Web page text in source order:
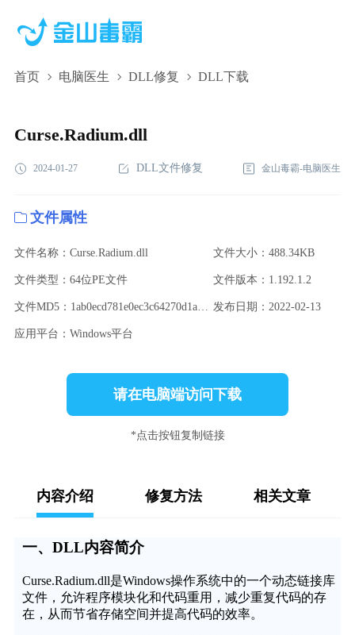
首页 电脑医生 DLL修复 DLL下载
Curse.Radium.dll,Curse.Radium.dll下载,Curse.Radium.dll修复
Curse.Radium.dll
2024-01-27 DLL文件修复 金山毒霸-电脑医生
文件属性
文件名称：Curse.Radium.dll 文件大小：488.34KB
文件类型：64位PE文件 文件版本：1.192.1.2
文件MD5：1ab0ecd781e0ec3c64270d1a0ffa78a8 发布日期：2022-02-13
应用平台：Windows平台
请在电脑端访问下载
*点击按钮复制链接
内容介绍 修复方法 相关文章
一、DLL内容简介
Curse.Radium.dll是Windows操作系统中的一个动态链接库
文件，允许程序模块化和代码重用，减少重复代码的存
在，从而节省存储空间并提高代码的效率。